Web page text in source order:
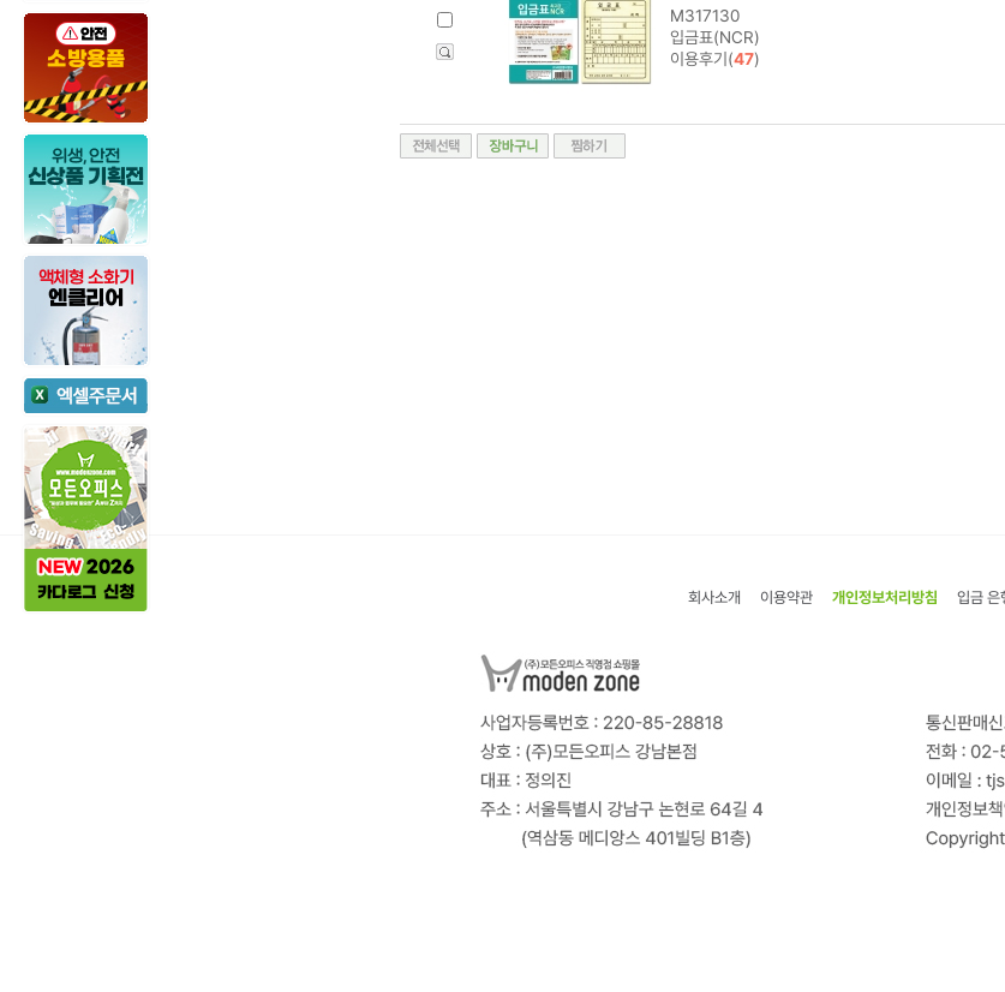
M317130
입금표(NCR)
이용후기(47)
회사소개 이용약관 개인정보처리방침 입금 은